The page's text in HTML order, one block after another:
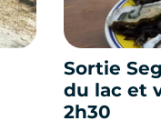
Sortie
du lac et
2h30